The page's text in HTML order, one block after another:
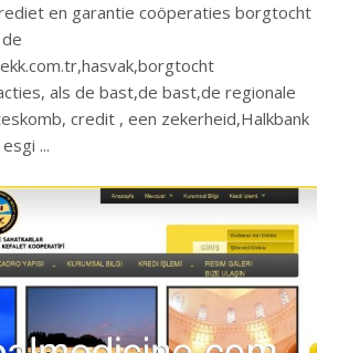
en garantie coöperaties borgtocht
als de bast,de bast,de regionale
credit , een zekerheid,Halkbank
...